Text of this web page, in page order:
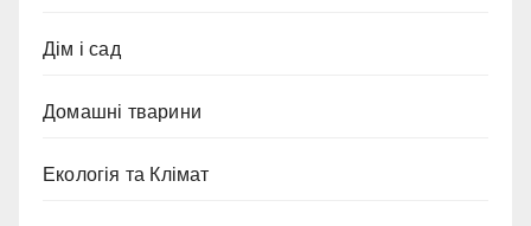
Дім і сад
Домашні тварини
Екологія та Клімат